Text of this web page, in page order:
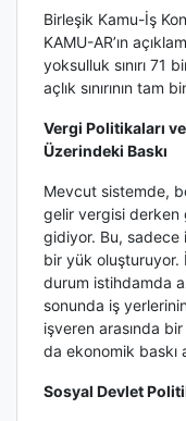
Birleşik Kamu-İş
KAMU-AR’ın
yoksulluk sınırı 71
açlık sınırının tam
Vergi Politikaları
Üzerindeki Baskı
Mevcut sistemde,
gelir vergisi derken
gidiyor. Bu,
bir yük oluşturuyor.
durum istihdamda
sonunda iş
işveren arasında
da ekonomik baskı
Sosyal Devlet